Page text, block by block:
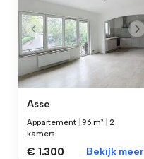
Asse
Appartement |96 m²
2
kamers
€ 1.300 Bekijk meer